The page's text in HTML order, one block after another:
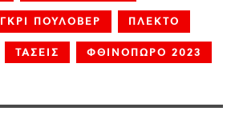
ΓΚΡΙ ΠΟΥΛΟΒΕΡ ΠΛΕΚΤΟ
ΤΑΣΕΙΣ ΦΘΙΝΟΠΩΡΟ 2023